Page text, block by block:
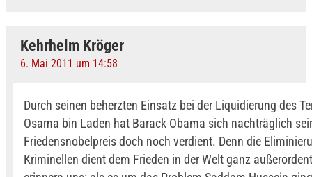
Kehrhelm Kröger
6. Mai 2011 um 14:58
Durch seinen beherzten Einsatz bei der Liquidierung des
Osama bin Laden hat Barack Obama sich nachträglich
Friedensnobelpreis doch noch verdient. Denn die
Kriminellen dient dem Frieden in der Welt ganz